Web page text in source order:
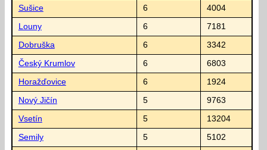
Sušice 6 4004
Louny 6 7181
Dobruška 6 3342
Český Krumlov 6 6803
Horažďovice 6 1924
Nový Jičín 5 9763
Vsetín 5 13204
Semily 5 5102